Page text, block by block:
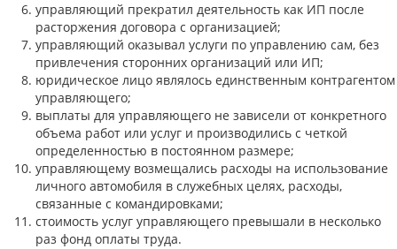
управляющий прекратил деятельность как ИП после
расторжения договора с организацией;
управляющий оказывал услуги по управлению сам, без
привлечения сторонних организаций или ИП;
юридическое лицо являлось единственным контрагентом
управляющего;
выплаты для управляющего не зависели от конкретного
объема работ или услуг и производились с четкой
определенностью в постоянном размере;
управляющему возмещались расходы на использование
личного автомобиля в служебных целях, расходы,
связанные с командировками;
стоимость услуг управляющего превышали в несколько
раз фонд оплаты труда.